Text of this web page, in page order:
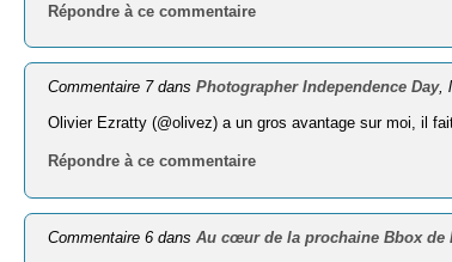
Répondre à ce commentaire
Commentaire 7 dansPhotographer Independence Day,
Olivier Ezratty (@olivez) a un gros avantage sur moi, il
Répondre à ce commentaire
Commentaire 6 dansAu cœur de la prochaine Bbox de